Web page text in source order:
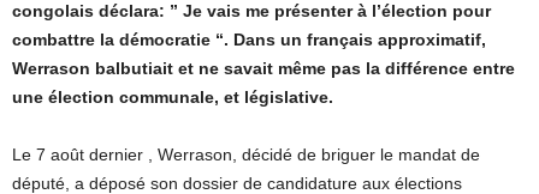
congolais déclara: ” Je vais me présenter à l’élection pour
combattre la démocratie “. Dans un français approximatif,
Werrason balbutiait et ne savait même pas la différence entre
une élection communale, et législative.
Le 7 août dernier , Werrason, décidé de briguer le mandat de
député, a déposé son dossier de candidature aux élections